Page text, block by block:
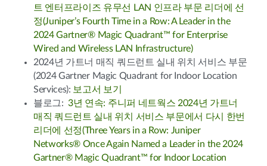
트 엔터프라이즈 유무선 LAN 인프라 부문 리더에 선
정(Juniper’s Fourth Time in a Row: A Leader in the
2024 Gartner® Magic Quadrant™ for Enterprise
Wired and Wireless LAN Infrastructure)
2024년 가트너 매직 쿼드런트 실내 위치 서비스 부문
(2024 Gartner Magic Quadrant for Indoor Location
Services): 보고서 보기
블로그:3년 연속: 주니퍼 네트웍스 2024년 가트너
매직 쿼드런트 실내 위치 서비스 부문에서 다시 한번
리더에 선정(Three Years in a Row: Juniper
Networks® Once Again Named a Leader in the 2024
Gartner® Magic Quadrant™ for Indoor Location